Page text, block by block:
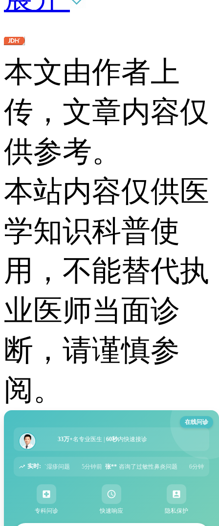
本文由作者上
传，文章内容仅
供参考。
本站内容仅供医
学知识科普使
用，不能替代执
业医师当面诊
断，请谨慎参
阅。
在线问诊
33万+名专业医生 | 60秒内快速接诊
实时:
5分钟前 张** 咨询了过敏性鼻炎问题 6分钟前 周** 咨询了胃痛问题 8分钟前
专科问诊 快速响应 隐私保护